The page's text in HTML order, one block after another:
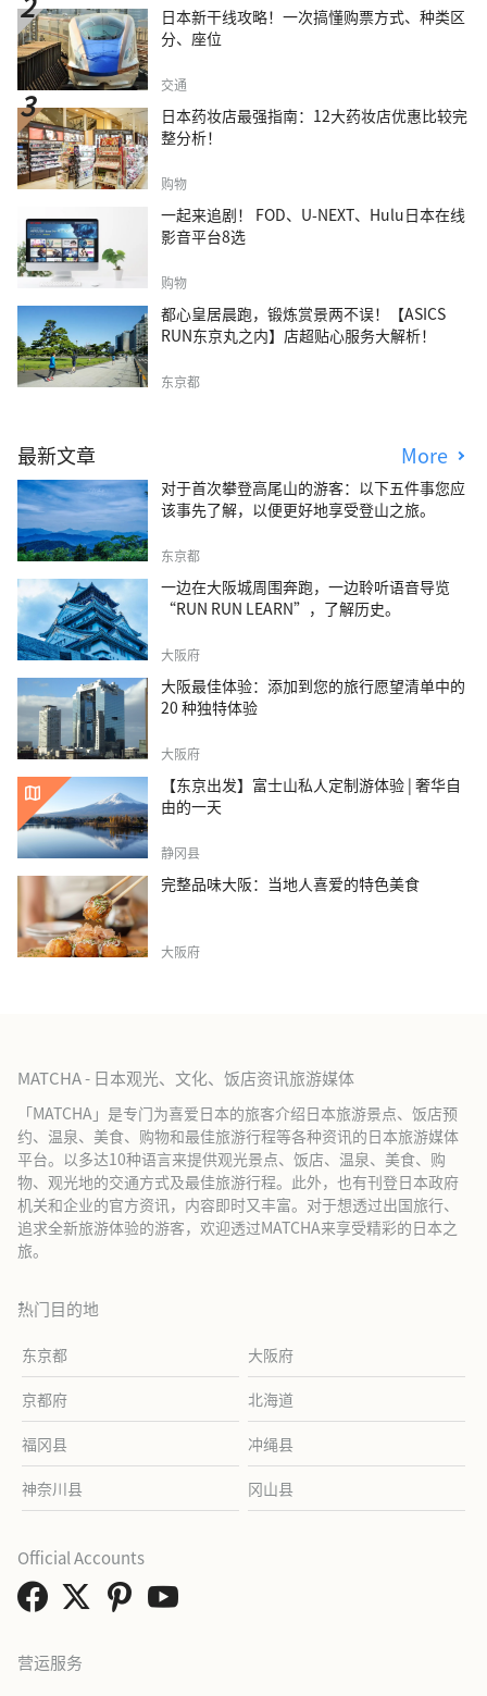
日本新干线攻略！一次搞懂购票方式、种类区
分、座位
交通
日本药妆店最强指南：12大药妆店优惠比较完
整分析！
购物
一起来追剧！ FOD、U-NEXT、Hulu日本在线
影音平台8选
购物
都心皇居晨跑，锻炼赏景两不误！【ASICS
RUN东京丸之内】店超贴心服务大解析！
东京都
最新文章 More
对于首次攀登高尾山的游客：以下五件事您应
该事先了解，以便更好地享受登山之旅。
东京都
一边在大阪城周围奔跑，一边聆听语音导览
“RUN RUN LEARN”，了解历史。
大阪府
大阪最佳体验：添加到您的旅行愿望清单中的
20 种独特体验
大阪府
【东京出发】富士山私人定制游体验 | 奢华自
由的一天
静冈县
完整品味大阪：当地人喜爱的特色美食
大阪府
MATCHA - 日本观光、文化、饭店资讯旅游媒体
「MATCHA」是专门为喜爱日本的旅客介绍日本旅游景点、饭店预
约、温泉、美食、购物和最佳旅游行程等各种资讯的日本旅游媒体
平台。以多达10种语言来提供观光景点、饭店、温泉、美食、购
物、观光地的交通方式及最佳旅游行程。此外，也有刊登日本政府
机关和企业的官方资讯，内容即时又丰富。对于想透过出国旅行、
追求全新旅游体验的游客，欢迎透过MATCHA来享受精彩的日本之
旅。
热门目的地
东京都 大阪府
京都府 北海道
福冈县 冲绳县
神奈川县 冈山县
营运服务
Official Accounts